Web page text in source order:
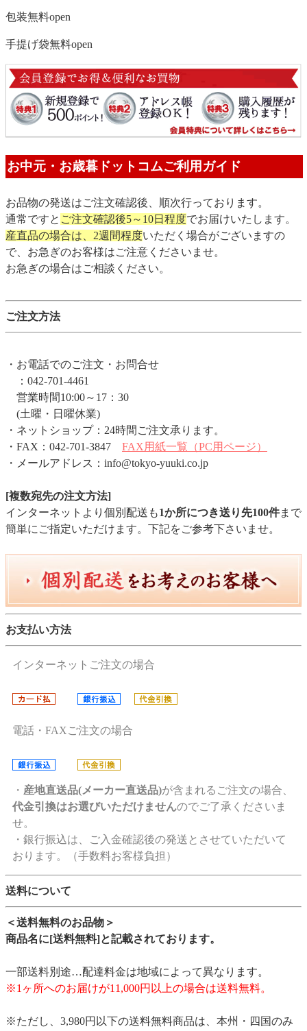
包装無料open
手提げ袋無料open
お中元・お歳暮ドットコムご利用ガイド
お品物の発送はご注文確認後、順次行っております。
通常ですと ご注文確認後5～10日程度でお届けいたします。
産直品の場合は、2週間程度いただく場合がございますの
で、お急ぎのお客様はご注意くださいませ。
お急ぎの場合はご相談ください。
ご注文方法
・お電話でのご注文・お問合せ
：042-701-4461
営業時間10:00～17：30
(土曜・日曜休業)
・ネットショップ：24時間ご注文承ります。
・FAX：042-701-3847 FAX用紙一覧（PC用ページ）
・メールアドレス：info@tokyo-yuuki.co.jp
[複数宛先の注文方法]
インターネットより個別配送も1か所につき送り先100件まで
簡単にご指定いただけます。下記をご参考下さいませ。
お支払い方法
インターネットご注文の場合
電話・FAXご注文の場合
・ 産地直送品(メーカー直送品)が含まれるご注文の場合、
代金引換はお選びいただけませんのでご了承くださいま
せ。
・銀行振込は、ご入金確認後の発送とさせていただいて
おります。（手数料お客様負担）
送料について
＜送料無料のお品物＞
商品名に[送料無料]と記載されております。
一部送料別途…配達料金は地域によって異なります。
※1ヶ所へのお届けが11,000円以上の場合は送料無料。
※ただし、3,980円以下の送料無料商品は、本州・四国のみ